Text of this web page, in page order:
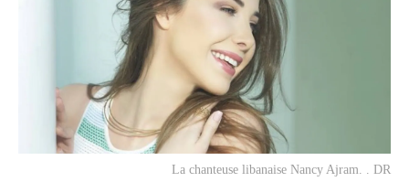
La chanteuse libanaise Nancy Ajram. . DR